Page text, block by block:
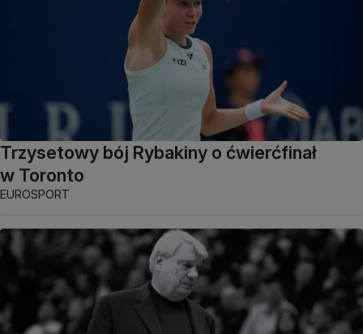
Trzysetowy bój Rybakiny o ćwierćfinał
w Toronto
EUROSPORT